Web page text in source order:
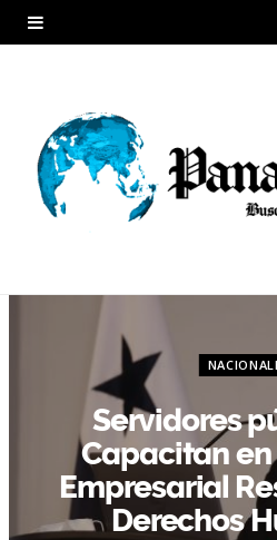
Servidores
Capacitan
Empresarial
Derechos